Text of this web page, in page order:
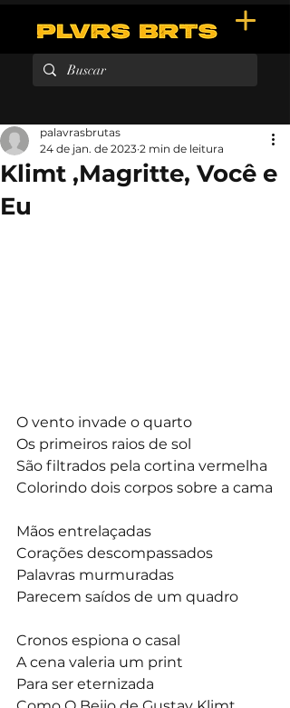
Klimt ,Magritte, Você e
Eu
palavrasbrutas
24 de jan. de 2023 2 min de leitura
O vento invade o quarto
Os primeiros raios de sol
São filtrados pela cortina vermelha
Colorindo dois corpos sobre a cama
Mãos entrelaçadas
Corações descompassados
Palavras murmuradas
Parecem saídos de um quadro
Cronos espiona o casal
A cena valeria um print
Para ser eternizada